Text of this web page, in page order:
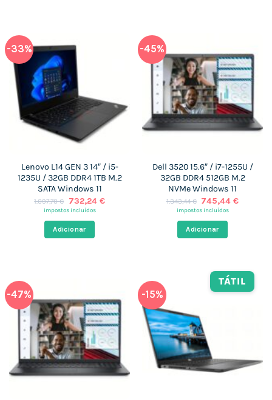
-33%
Lenovo L14 GEN 3 14″ / i5-
1235U / 32GB DDR4 1TB M.2
SATA Windows 11
1.097,70€
O
preço
era:
1.097,70 €.
732,24 €O
impostos incluídos
Adicionar
-45%
Dell 3520 15.6″ / i7-1255U /
32GB DDR4 512GB M.2
NVMe Windows 11
1.343,44€ O
preço
era:
1.343,44 €.
745,44€O
impostos incluídos
Adicionar
-47% -15%
TÁTIL